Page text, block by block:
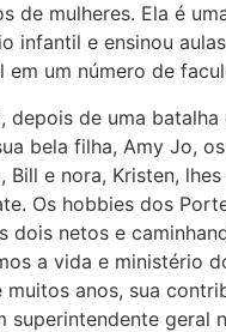
de mulheres. Ela é
infantil e ensinou
em um número de
depois de uma
bela filha, Amy Jo,
Bill e nora, Kristen,
Os hobbies dos
dois netos e
a vida e ministério
muitos anos, sua
superintendente geral